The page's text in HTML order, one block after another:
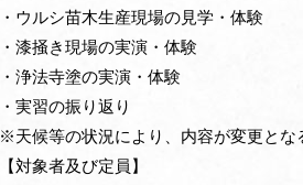
・ウルシ苗木生産現場の見学・体験
・漆掻き現場の実演・体験
・浄法寺塗の実演・体験
・実習の振り返り
※天候等の状況により、内容が変更とな
【対象者及び定員】